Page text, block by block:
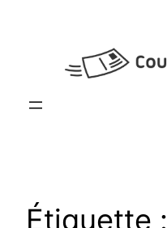
Étiquette :